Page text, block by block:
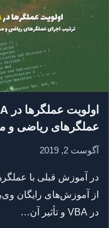
عملگرهای ریاضی و
آگوست 2, 2019
از آموزش‌های رایگان
در VBA و تأثیر آن…